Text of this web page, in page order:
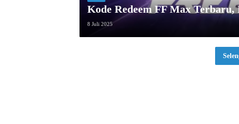
Kode Redeem FF Max
8 Juli 2025